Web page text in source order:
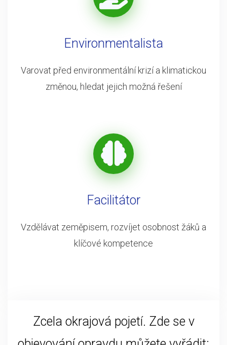
Environmentalista
Varovat před environmentální krizí a klimatickou
změnou, hledat jejich možná řešení
Facilitátor
Vzdělávat zeměpisem, rozvíjet osobnost žáků a
klíčové kompetence
Zcela okrajová pojetí. Zde se v